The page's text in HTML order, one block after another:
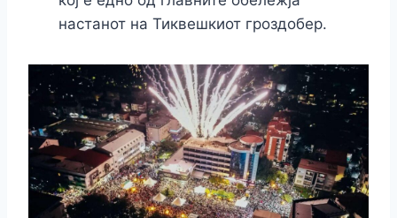
настанот на Тиквешкиот гроздобер.